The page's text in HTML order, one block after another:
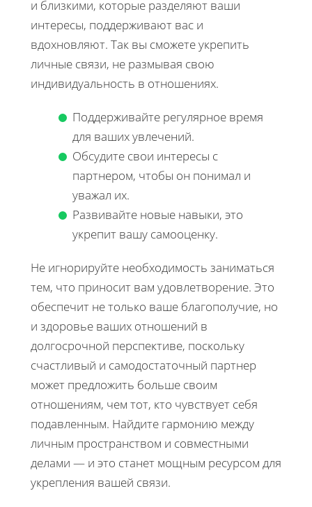
и близкими, которые разделяют ваши
интересы, поддерживают вас и
вдохновляют. Так вы сможете укрепить
личные связи, не размывая свою
индивидуальность в отношениях.
Поддерживайте регулярное время
для ваших увлечений.
Обсудите свои интересы с
партнером, чтобы он понимал и
уважал их.
Развивайте новые навыки, это
укрепит вашу самооценку.
Не игнорируйте необходимость заниматься
тем, что приносит вам удовлетворение. Это
обеспечит не только ваше благополучие, но
и здоровье ваших отношений в
долгосрочной перспективе, поскольку
счастливый и самодостаточный партнер
может предложить больше своим
отношениям, чем тот, кто чувствует себя
подавленным. Найдите гармонию между
личным пространством и совместными
делами — и это станет мощным ресурсом для
укрепления вашей связи.